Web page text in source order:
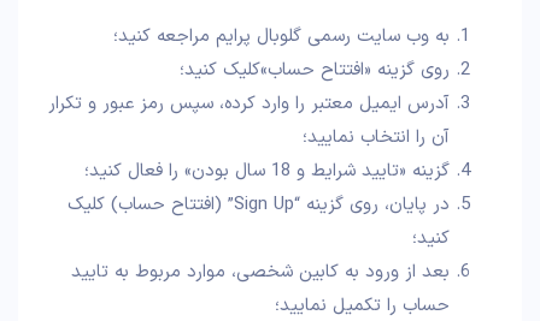
به وب سایت رسمی گلوبال پرایم مراجعه کنید؛
روی گزینه «افتتاح حساب»کلیک کنید؛
آدرس ایمیل معتبر را وارد کرده، سپس رمز عبور و تکرار
آن را انتخاب نمایید؛
گزینه «تایید شرایط و 18 سال بودن» را فعال کنید؛
در پایان، روی گزینه “Sign Up” (افتتاح حساب) کلیک
کنید؛
بعد از ورود به کابین شخصی، موارد مربوط به تایید
حساب را تکمیل نمایید؛